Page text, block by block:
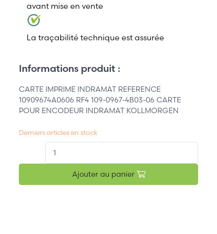
avant mise en vente
La traçabilité technique est assurée
Informations produit :
CARTE IMPRIME INDRAMAT REFERENCE
10909674A0606 RF4 109-0967-4B03-06 CARTE
POUR ENCODEUR INDRAMAT KOLLMORGEN
Derniers articles en stock
Ajouter au panier